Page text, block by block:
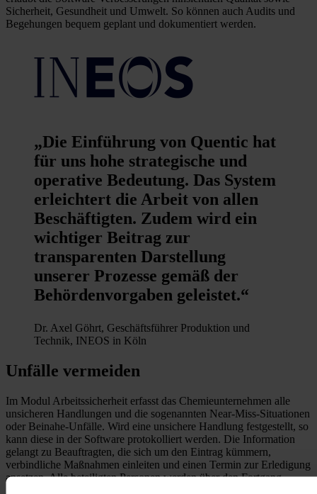
Sicherheit, Gesundheit und Umwelt. So können auch Audits und
Begehungen bequem geplant und dokumentiert werden.
„Die Einführung von Quentic hat
für uns hohe strategische und
operative Bedeutung. Das System
erleichtert die Arbeit von allen
Beschäftigten. Zudem wird ein
wichtiger Beitrag zur
transparenten Darstellung
unserer Prozesse gemäß der
Behördenvorgaben geleistet.“
Dr. Axel Göhrt, Geschäftsführer Produktion und
Technik, INEOS in Köln
Unfälle vermeiden
Im Modul Arbeitssicherheit erfasst das Chemieunternehmen alle
unsicheren Handlungen und die sogenannten Near-Miss-Situationen
oder Beinahe-Unfälle. Wird eine unsichere Handlung festgestellt, so
kann diese in der Software protokolliert werden. Die Information
gelangt zu Beauftragten, die sich um den Eintrag kümmern,
verbindliche Maßnahmen einleiten und einen Termin zur Erledigung
ansetzen. Alle beteiligten Personen werden über den Fortgang